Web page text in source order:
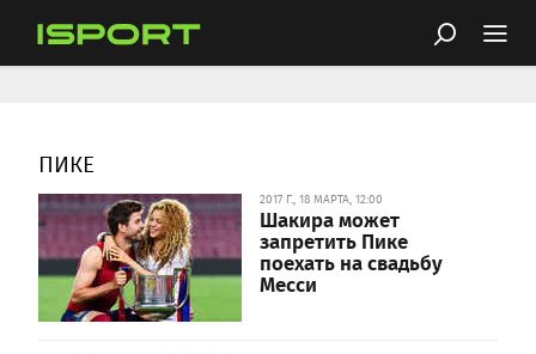
ПИКЕ
2017 Г., 18 МАРТА, 12:00
Шакира может
запретить Пике
поехать на свадьбу
Месси